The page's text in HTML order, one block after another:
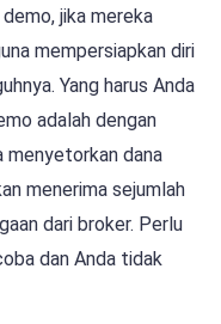
jika mereka
mempersiapkan diri
Yang harus Anda
adalah dengan
dana
menerima sejumlah
dari broker. Perlu
dan Anda tidak